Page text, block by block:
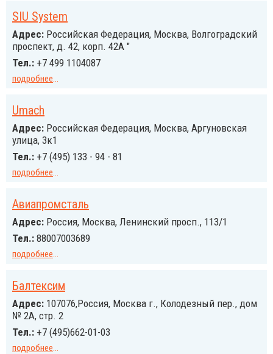
SIU System
Адрес: Российcкая Федерация, Москва, Волгоградский
проспект, д. 42, корп. 42А "
Тел.: +7 499 1104087
подробнее...
Umach
Адрес: Российcкая Федерация, Москва, Аргуновская
улица, 3к1
Тел.: +7 (495) 133 - 94 - 81
подробнее...
Авиапромсталь
Адрес: Россия, Москва, Ленинский просп., 113/1
Тел.: 88007003689
подробнее...
Балтексим
Адрес: 107076,Россия, Москва г., Колодезный пер., дом
№ 2А, стр. 2
Тел.: +7 (495)662-01-03
подробнее...